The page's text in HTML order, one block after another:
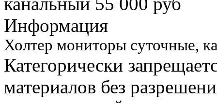
Информация
Холтер мониторы суточные,
Категорически
материалов без